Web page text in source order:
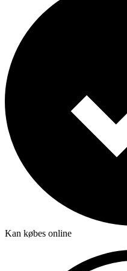
Kan købes online